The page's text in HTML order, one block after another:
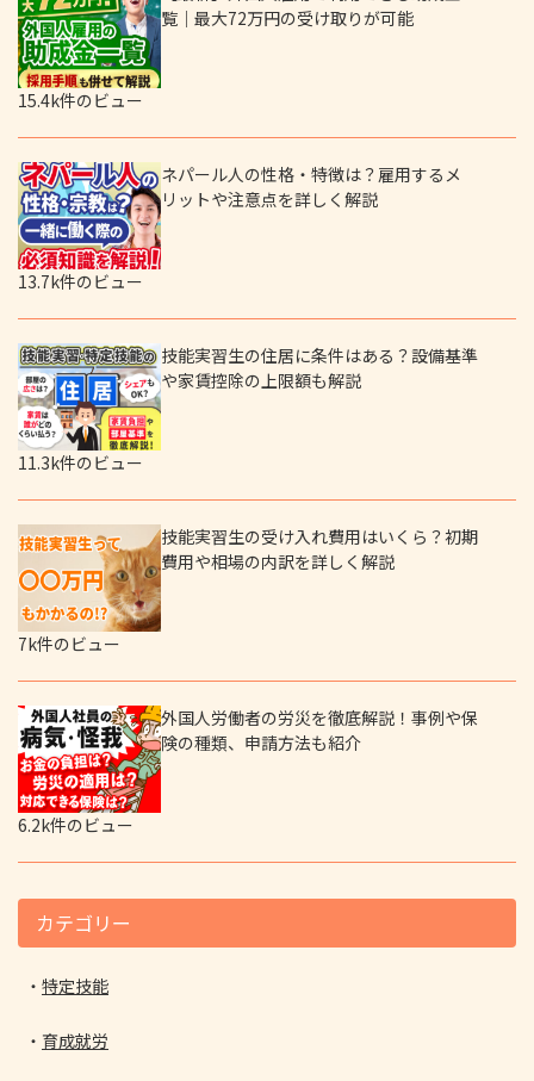
覧｜最大72万円の受け取りが可能
15.4k件のビュー
ネパール人の性格・特徴は？雇用するメ
リットや注意点を詳しく解説
13.7k件のビュー
技能実習生の住居に条件はある？設備基準
や家賃控除の上限額も解説
11.3k件のビュー
技能実習生の受け入れ費用はいくら？初期
費用や相場の内訳を詳しく解説
7k件のビュー
外国人労働者の労災を徹底解説！事例や保
険の種類、申請方法も紹介
6.2k件のビュー
カテゴリー
特定技能
育成就労